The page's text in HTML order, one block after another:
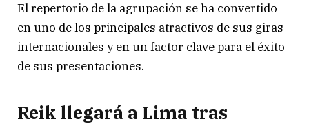
El repertorio de la agrupación se ha convertido
en uno de los principales atractivos de sus giras
internacionales y en un factor clave para el éxito
de sus presentaciones.
Reik llegará a Lima tras